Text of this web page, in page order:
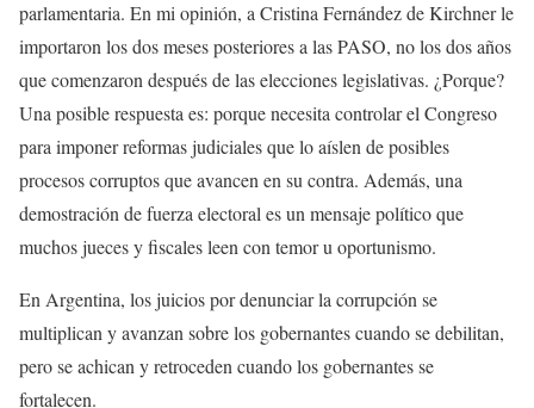
parlamentaria. En mi opinión, a Cristina Fernández de Kirchner le
importaron los dos meses posteriores a las PASO, no los dos años
que comenzaron después de las elecciones legislativas. ¿Porque?
Una posible respuesta es: porque necesita controlar el Congreso
para imponer reformas judiciales que lo aíslen de posibles
procesos corruptos que avancen en su contra. Además, una
demostración de fuerza electoral es un mensaje político que
muchos jueces y fiscales leen con temor u oportunismo.
En Argentina, los juicios por denunciar la corrupción se
multiplican y avanzan sobre los gobernantes cuando se debilitan,
pero se achican y retroceden cuando los gobernantes se
fortalecen.